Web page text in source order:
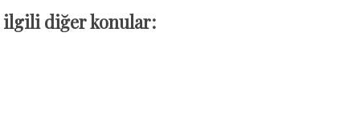
ilgili diğer konular: